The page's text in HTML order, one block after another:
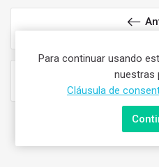
BASES -
Para continuar usando
nuestras
Cláusula de